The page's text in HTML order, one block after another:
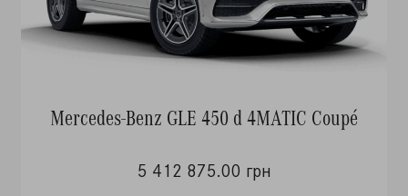
Mercedes-Benz GLE 450 d 4MATIC Coupé
5 412 875.00 грн